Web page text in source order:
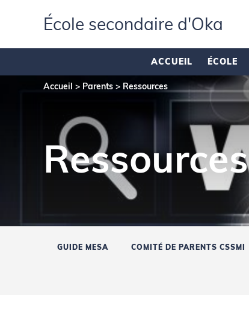
École secondaire d'Oka
ACCUEIL ÉCOLE
Accueil > Parents > Ressources
Ressources
GUIDE MESA COMITÉ DE PARENTS CSSMI